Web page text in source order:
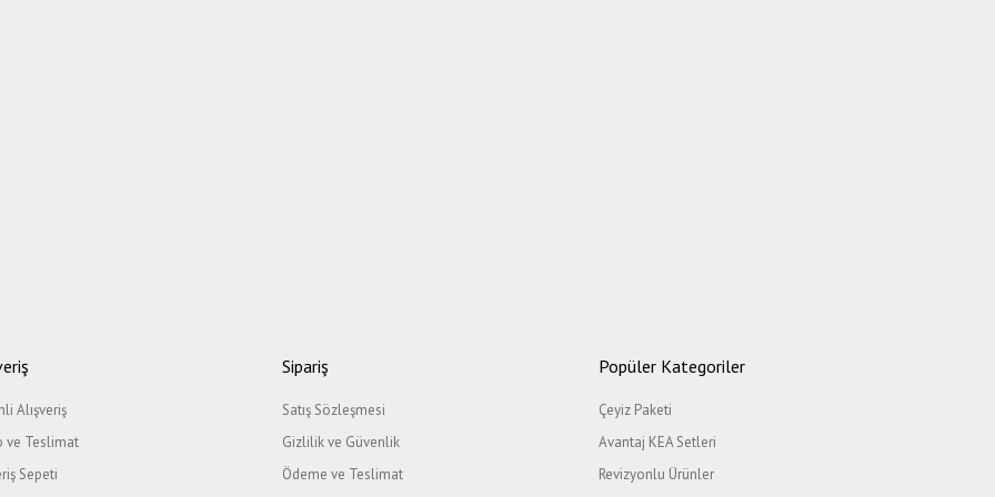
Alışveriş
ve Teslimat
Sepeti
Sipariş
Satış Sözleşmesi
Gizlilik ve Güvenlik
Ödeme ve Teslimat
Popüler Kategoriler
Çeyiz Paketi
Avantaj KEA Setleri
Revizyonlu Ürünler